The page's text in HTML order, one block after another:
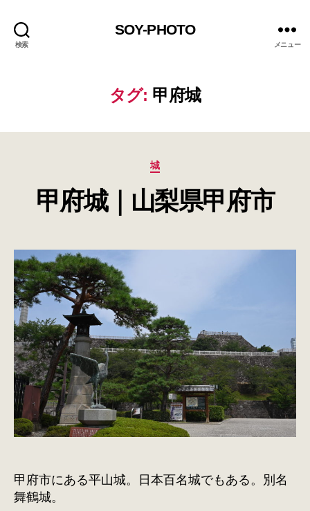
検索
SOY-PHOTO
メニュー
タグ: 甲府城
カ
ゴ
リ
城
甲府城｜山梨県甲府市
甲府市にある平山城。日本百名城でもある。別名
舞鶴城。